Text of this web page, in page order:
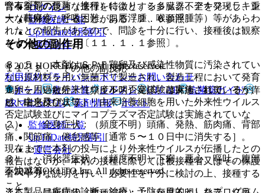
含有製剤の投与（接種）により、ショック、アナフィラキシ
ー（蕁麻疹、呼吸困難、口唇浮腫、喉頭浮腫等）等があらわ
れたとの報告があるので、問診を十分に行い、接種後は観察
を十分に行うこと〔１１．１．１参照〕。
８．５． 本剤はＳＰＦ鶏卵及び感染性物質に汚染されてい
ない原材料を用い無菌下で製造され、製造工程において発育
鶏卵を用いた外来性ウイルス否定試験は実施されているが、
ヒト由来及びニワトリ由来培養細胞を用いた外来性ウイルス
否定試験並びにマイコプラズマ否定試験は実施されていな
い。
現在までに本剤の投与により外来性ウイルスが伝播したとの
報告はないが、本剤の接種に際しては被接種者又はその保護
者へ十分な説明を行い、必要性を十分に検討の上、接種する
こと。
腎不全等の急速な進行を特徴とする多臓器不全を発現し、重
大な転帰をたどることがある〔２．６参照〕。
その他の副作用
１１．２． その他の副反応
１）． 過敏症：（頻度不明）発疹、蕁麻疹、紅斑、そう痒
感、喘息様症状等。
２）． 全身症状：（頻度不明）頭痛、発熱、筋肉痛、背部
痛、関節痛、倦怠感等［通常５〜１０日中に消失する］。
３）． 消化器症状：（頻度不明）下痢、悪心、嘔吐、腹部
不快感等。
ログイン
監修医師一覧
UpToDate特別割引
運営会社
© 2021 HOKUTO Inc. All rights reserved.
利用規約プライバシーポリシーお問い合わせ
ホーム
表・計算 レジメン CTCAE
抗菌薬ガイド
ERマニュアル
薬剤情報 ポスト
監修医師一覧
UpToDate特別割引
運営会社
© 2021 HOKUTO Inc. All rights reserved.